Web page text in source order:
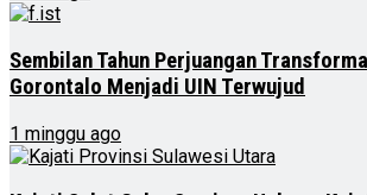
Sembilan Tahun Perjuangan
Gorontalo Menjadi UIN Terwujud
1 minggu ago